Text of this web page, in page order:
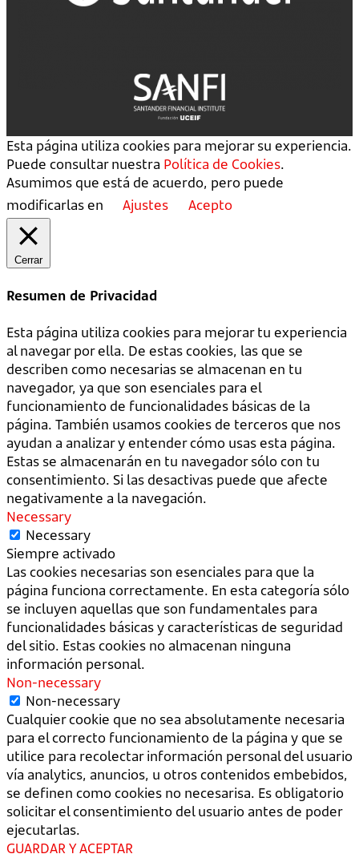
Esta página utiliza cookies para mejorar su experiencia.
Puede consultar nuestra Política de Cookies.
Asumimos que está de acuerdo, pero puede
modificarlas en
Ajustes Acepto
Cerrar
Resumen de Privacidad
Esta página utiliza cookies para mejorar tu experiencia
al navegar por ella. De estas cookies, las que se
describen como necesarias se almacenan en tu
navegador, ya que son esenciales para el
funcionamiento de funcionalidades básicas de la
página. También usamos cookies de terceros que nos
ayudan a analizar y entender cómo usas esta página.
Estas se almacenarán en tu navegador sólo con tu
consentimiento. Si las desactivas puede que afecte
negativamente a la navegación.
Necessary
Necessary
Siempre activado
Las cookies necesarias son esenciales para que la
página funciona correctamente. En esta categoría sólo
se incluyen aquellas que son fundamentales para
funcionalidades básicas y características de seguridad
del sitio. Estas cookies no almacenan ninguna
información personal.
Non-necessary
Non-necessary
Cualquier cookie que no sea absolutamente necesaria
para el correcto funcionamiento de la página y que se
utilice para recolectar información personal del usuario
vía analytics, anuncios, u otros contenidos embebidos,
se definen como cookies no necesarisa. Es obligatorio
solicitar el consentimiento del usuario antes de poder
ejecutarlas.
GUARDAR Y ACEPTAR